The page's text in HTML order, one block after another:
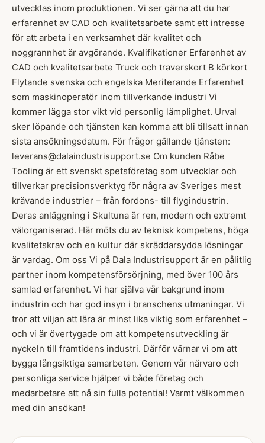
utvecklas inom produktionen. Vi ser gärna att du har
erfarenhet av CAD och kvalitetsarbete samt ett intresse
för att arbeta i en verksamhet där kvalitet och
noggrannhet är avgörande. Kvalifikationer Erfarenhet av
CAD och kvalitetsarbete Truck och traverskort B körkort
Flytande svenska och engelska Meriterande Erfarenhet
som maskinoperatör inom tillverkande industri Vi
kommer lägga stor vikt vid personlig lämplighet. Urval
sker löpande och tjänsten kan komma att bli tillsatt innan
sista ansökningsdatum. För frågor gällande tjänsten:
leverans@dalaindustrisupport.se Om kunden Råbe
Tooling är ett svenskt spetsföretag som utvecklar och
tillverkar precisionsverktyg för några av Sveriges mest
krävande industrier – från fordons- till flygindustrin.
Deras anläggning i Skultuna är ren, modern och extremt
välorganiserad. Här möts du av teknisk kompetens, höga
kvalitetskrav och en kultur där skräddarsydda lösningar
är vardag. Om oss Vi på Dala Industrisupport är en pålitlig
partner inom kompetensförsörjning, med över 100 års
samlad erfarenhet. Vi har själva vår bakgrund inom
industrin och har god insyn i branschens utmaningar. Vi
tror att viljan att lära är minst lika viktig som erfarenhet –
och vi är övertygade om att kompetensutveckling är
nyckeln till framtidens industri. Därför värnar vi om att
bygga långsiktiga samarbeten. Genom vår närvaro och
personliga service hjälper vi både företag och
medarbetare att nå sin fulla potential! Varmt välkommen
med din ansökan!